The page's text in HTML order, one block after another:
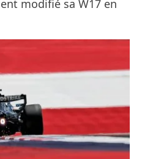
modifié sa W17 en